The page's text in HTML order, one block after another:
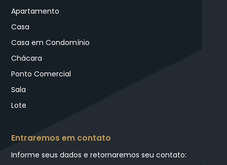
Apartamento
Casa
Casa em Condomínio
Chácara
Ponto Comercial
Sala
Lote
Entraremos em contato
Informe seus dados e retornaremos seu contato: